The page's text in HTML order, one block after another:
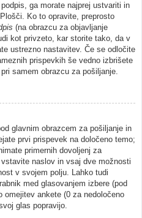
ga morate najprej ustvariti in
Ko to opravite, preprosto
(na obrazcu za objavljanje
kot privzeto, kar storite tako, da v
ustrezno nastavitev. Če se odločite
prispevkih še vedno izbrišete
samem obrazcu za pošiljanje.
glavnim obrazcem za pošiljanje in
prvi prispevek na določeno temo;
primernih dovoljenj za
naslov in vsaj dve možnosti
v svojem polju. Lahko tudi
med glasovanjem izbere (pod
omejitev ankete (0 za nedoločeno
glas popravijo.